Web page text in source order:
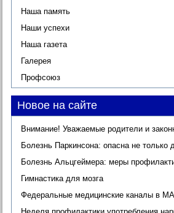
Наша память
Наши успехи
Наша газета
Галерея
Профсоюз
Новое на сайте
Внимание! Уважаемые родители и
Болезнь Паркинсона: опасна не только
Болезнь Альцгеймера: меры
Гимнастика для мозга
Федеральные медицинские каналы в